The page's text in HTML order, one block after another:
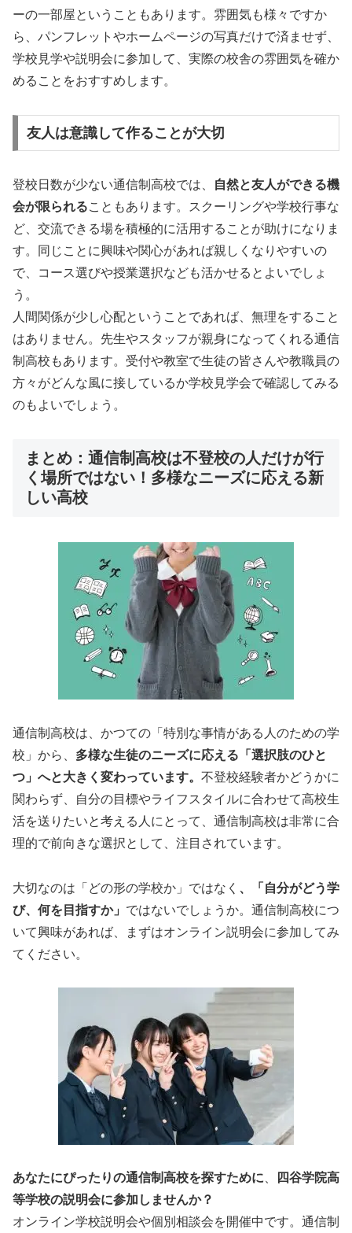
ーの一部屋ということもあります。雰囲気も様々ですか
ら、パンフレットやホームページの写真だけで済ませず、
学校見学や説明会に参加して、実際の校舎の雰囲気を確か
めることをおすすめします。
友人は意識して作ることが大切
登校日数が少ない通信制高校では、
自然と友人ができる機
会が限られることもあります。スクーリングや学校行事な
ど、交流できる場を積極的に活用することが助けになりま
す。同じことに興味や関心があれば親しくなりやすいの
で、コース選びや授業選択なども活かせるとよいでしょ
う。
人間関係が少し心配ということであれば、無理をすること
はありません。先生やスタッフが親身になってくれる通信
制高校もあります。受付や教室で生徒の皆さんや教職員の
方々がどんな風に接しているか学校見学会で確認してみる
のもよいでしょう。
まとめ：通信制高校は不登校の人だけが行
く場所ではない！多様なニーズに応える新
しい高校
通信制高校は、かつての「特別な事情がある人のための学
校」から、 多様な生徒のニーズに応える「選択肢のひと
つ」へと大きく変わっています。 不登校経験者かどうかに
関わらず、自分の目標やライフスタイルに合わせて高校生
活を送りたいと考える人にとって、通信制高校は非常に合
理的で前向きな選択として、注目されています。
大切なのは「どの形の学校か」ではなく 、「自分がどう学
び、何を目指すか」 ではないでしょうか。 通信制高校につ
いて興味があれば、まずはオンライン説明会に参加してみ
てください。
あなたにぴったりの通信制高校を探すために
四谷学院高
等学校の説明会に参加しませんか？
オンライン学校説明会や個別相談会を開催中です。通信制